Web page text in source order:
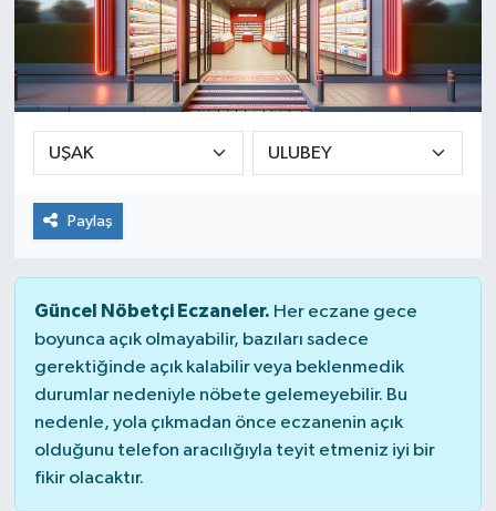
Paylaş
Güncel Nöbetçi Eczaneler. Her eczane gece
boyunca açık olmayabilir, bazıları sadece
gerektiğinde açık kalabilir veya beklenmedik
durumlar nedeniyle nöbete gelemeyebilir. Bu
nedenle, yola çıkmadan önce eczanenin açık
olduğunu telefon aracılığıyla teyit etmeniz iyi bir
fikir olacaktır.